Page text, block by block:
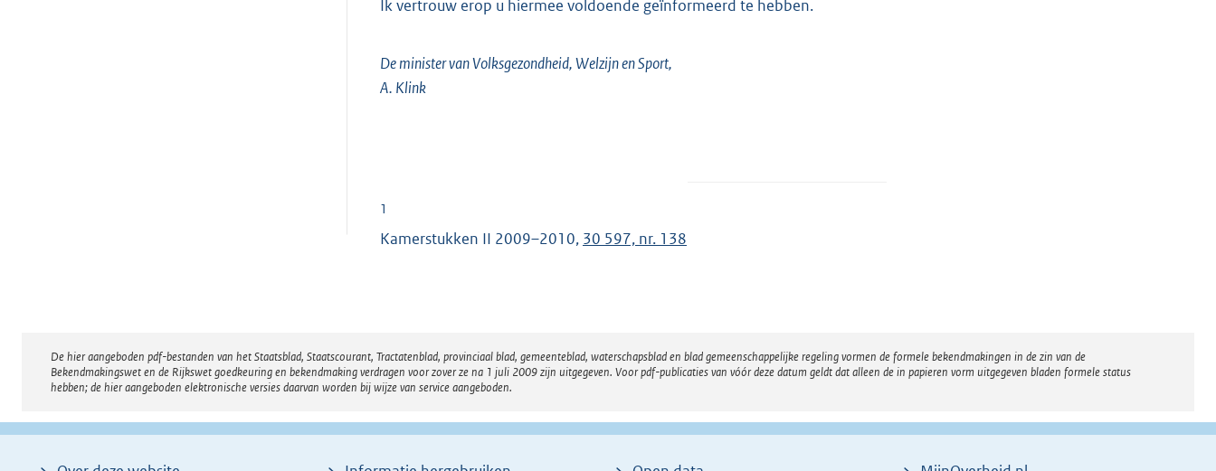
Ik vertrouw erop u hiermee voldoende geïnformeerd te hebben.
De minister van Volksgezondheid, Welzijn en Sport,
A. Klink
1
Kamerstukken II 2009–2010, 30 597, nr. 138
Disclaimer
De hier aangeboden pdf-bestanden van het Staatsblad, Staatscourant, Tractatenblad, provinciaal blad, gemeenteblad, waterschapsblad en blad gemeenschappelijke regeling vormen de formele bekendmakingen in de zin van de
Bekendmakingswet en de Rijkswet goedkeuring en bekendmaking verdragen voor zover ze na 1 juli 2009 zijn uitgegeven. Voor pdf-publicaties van vóór deze datum geldt dat alleen de in papieren vorm uitgegeven bladen formele status
hebben; de hier aangeboden elektronische versies daarvan worden bij wijze van service aangeboden.